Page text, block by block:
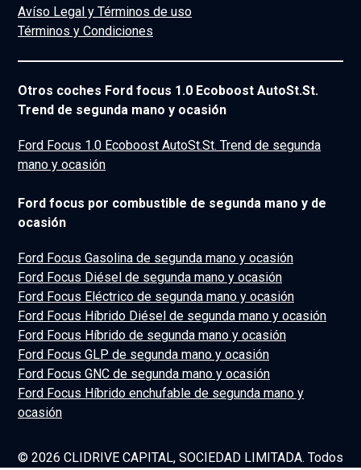
Avíso Legal y Términos de uso
Términos y Condiciones
Otros coches Ford focus 1.0 Ecoboost AutoSt.St.
Trend de segunda mano y ocasión
Ford Focus 1.0 Ecoboost AutoSt.St. Trend de segunda
mano y ocasión
Ford focus por combustible de segunda mano y de
ocasión
Ford Focus Gasolina de segunda mano y ocasión
Ford Focus Diésel de segunda mano y ocasión
Ford Focus Eléctrico de segunda mano y ocasión
Ford Focus Híbrido Diésel de segunda mano y ocasión
Ford Focus Híbrido de segunda mano y ocasión
Ford Focus GLP de segunda mano y ocasión
Ford Focus GNC de segunda mano y ocasión
Ford Focus Híbrido enchufable de segunda mano y
ocasión
© 2026 CLIDRIVE CAPITAL, SOCIEDAD LIMITADA. Todos